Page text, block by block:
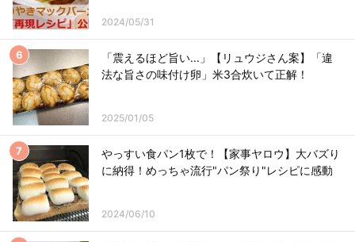
2024/05/31
「震えるほど旨い...」【リュウジさん案】「違
法な旨さの味付け卵」米3合炊いて正解！
2025/01/05
やっすい食パン1枚で！【家事ヤロウ】大バズり
に納得！めっちゃ流行"パン祭り"レシピに感動
2024/06/10